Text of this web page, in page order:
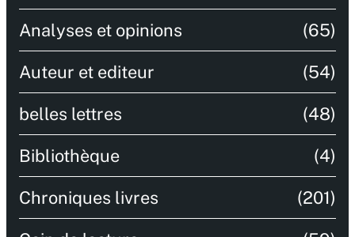
Analyses et opinions (65)
Auteur et editeur (54)
belles lettres (48)
Bibliothèque (4)
Chroniques livres (201)